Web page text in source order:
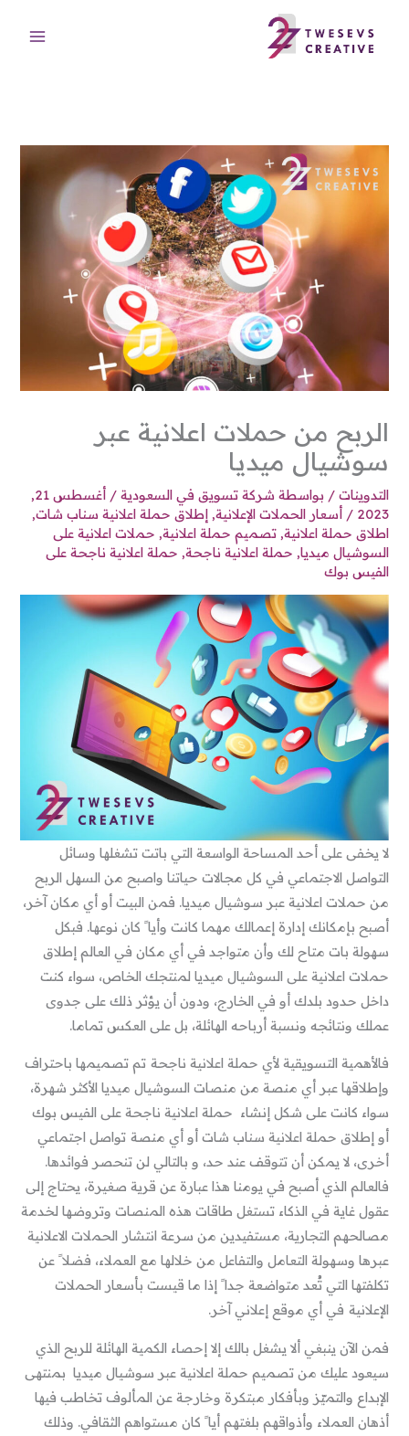
الربح من حملات اعلانية عبر
سوشيال ميديا
التدوينات / بواسطة شركة تسويق في السعودية/
أغسطس 21,
2023
/ أسعار الحملات الإعلانية,إطلاق حملة اعلانية سناب شات,
اطلاق حملة اعلانية,تصميم حملة اعلانية, حملات اعلانية على
السوشيال ميديا, حملة اعلانية ناجحة, حملة اعلانية ناجحة على
الفيس بوك
لا يخفى على أحد المساحة الواسعة التي باتت تشغلها وسائل
التواصل الاجتماعي في كل مجالات حياتنا واصبح من السهل الربح
من حملات اعلانية عبر سوشيال ميديا. فمن البيت أو أي مكان آخر،
أصبح بإمكانك إدارة إعمالك مهما كانت وأيا ً كان نوعها. فبكل
سهولة بات متاح لك وأن متواجد في أي مكان في العالم إطلاق
حملات اعلانية على السوشيال ميديا لمنتجك الخاص، سواء كنت
داخل حدود بلدك أو في الخارج، ودون أن يؤثر ذلك على جدوى
عملك ونتائجه ونسبة أرباحه الهائلة، بل على العكس تماما.
فالأهمية التسويقية لأي حملة اعلانية ناجحة تم تصميمها باحتراف
وإطلاقها عبر أي منصة من منصات السوشيال ميديا الأكثر شهرة،
سواء كانت على شكل إنشاء حملة اعلانية ناجحة على الفيس بوك
أو إطلاق حملة اعلانية سناب شات أو أي منصة تواصل اجتماعي
أخرى، لا يمكن أن تتوقف عند حد، و بالتالي لن تنحصر فوائدها.
فالعالم الذي أصبح في يومنا هذا عبارة عن قرية صغيرة، يحتاج إلى
عقول غاية في الذكاء تستغل طاقات هذه المنصات وتروضها لخدمة
مصالحهم التجارية، مستفيدين من سرعة انتشار الحملات الاعلانية
عبرها وسهولة التعامل والتفاعل من خلالها مع العملاء، فضلا ً عن
تكلفتها التي تُعد متواضعة جدا ً إذا ما قيست بأسعار الحملات
الإعلانية في أي موقع إعلاني آخر.
فمن الآن ينبغي ألا يشغل بالك إلا إحصاء الكمية الهائلة للربح الذي
سيعود عليك من تصميم حملة اعلانية عبر سوشيال ميديا بمنتهى
الإبداع والتميّز وبأفكار مبتكرة وخارجة عن المألوف تخاطب فيها
أذهان العملاء وأذواقهم بلغتهم أيا ً كان مستواهم الثقافي. وذلك